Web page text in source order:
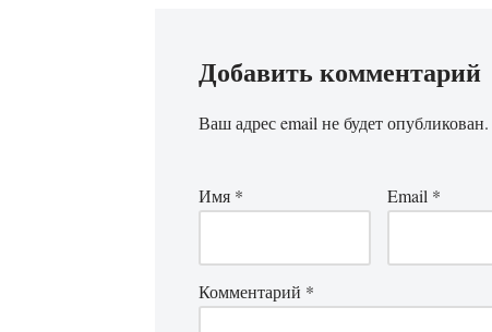
Добавить комментарий
Ваш адрес email не будет опубликован.
Имя * Email *
Комментарий *